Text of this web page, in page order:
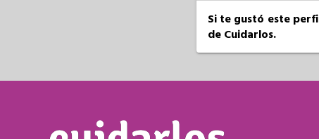
Si te gustó este
de Cuidarlos.